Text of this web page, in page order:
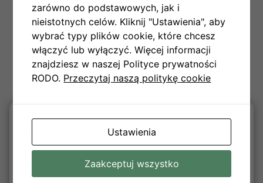
Bezpieczeństwo
przede
wszystkim
Działamy wyłącznie na rynku SPOT w
parze BTC/USDC. Bez dźwigni, bez
skomplikowanych instrumentów. Bot
nie ma uprawnień do wypłacania
Twoich środków.
zarówno do podstawowych, jak i
nieistotnych celów. Kliknij "Ustawienia", aby
wybrać typy plików cookie, które chcesz
włączyć lub wyłączyć. Więcej informacji
znajdziesz w naszej Polityce prywatności
RODO. Przeczytaj naszą politykę cookie
Ustawienia
Zaakceptuj wszystko